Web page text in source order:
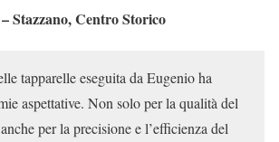
Stazzano, Centro Storico
tapparelle eseguita da Eugenio ha
aspettative. Non solo per la qualità del
per la precisione e l’efficienza del